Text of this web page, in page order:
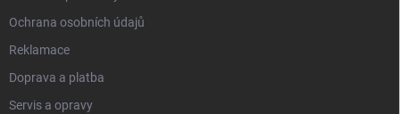
Ochrana osobních údajů
Reklamace
Doprava a platba
Servis a opravy